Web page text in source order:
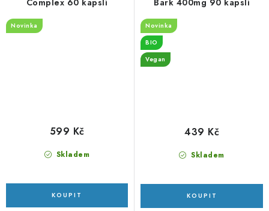
Novinka
Skladem
599 Kč
Novinka
BIO
Vegan
Skladem
439 Kč